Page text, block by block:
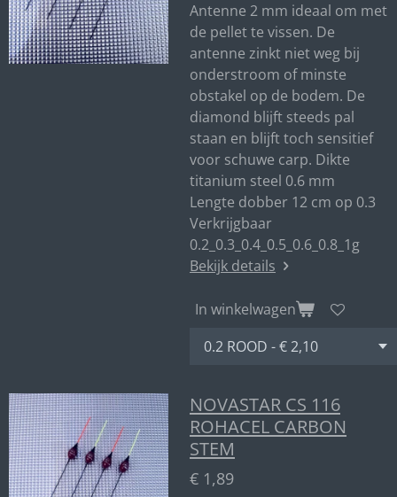
Antenne 2 mm ideaal om met
de pellet te vissen. De
antenne zinkt niet weg bij
onderstroom of minste
obstakel op de bodem. De
diamond blijft steeds pal
staan en blijft toch sensitief
voor schuwe carp. Dikte
titanium steel 0.6 mm
Lengte dobber 12 cm op 0.3
Verkrijgbaar
0.2_0.3_0.4_0.5_0.6_0.8_1g
Bekijk details
In winkelwagen
NOVASTAR CS 116
ROHACEL CARBON
STEM
€ 1,89